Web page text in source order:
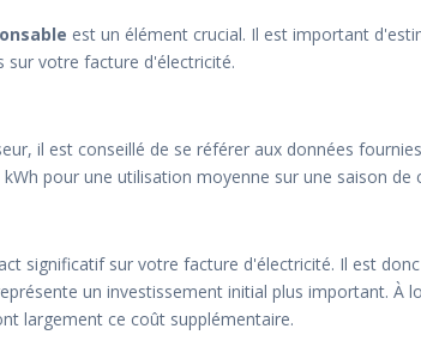
est un élément crucial. Il est important
sur votre facture d'électricité.
il est conseillé de se référer aux données
pour une utilisation moyenne sur une saison de
significatif sur votre facture d'électricité. Il est
un investissement initial plus important. À
largement ce coût supplémentaire.